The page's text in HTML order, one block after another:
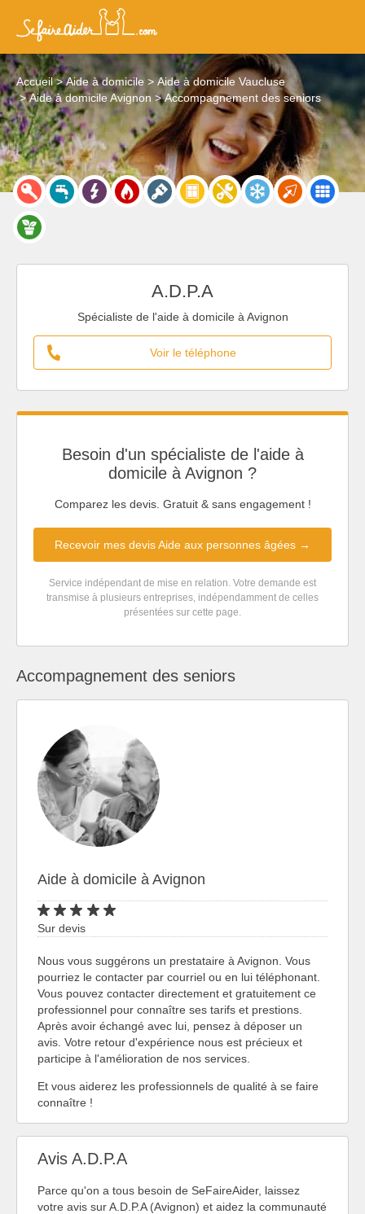
Accueil Aide à domicile
Aide à domicile Vaucluse
Aide à domicile Avignon
Accompagnement des seniors
A.D.P.A
Spécialiste de l'aide à domicile à Avignon
Voir le téléphone
Besoin d'un spécialiste de l'aide à
domicile à Avignon ?
Comparez les devis. Gratuit & sans engagement !
Recevoir mes devis Aide aux personnes âgées →
Service indépendant de mise en relation. Votre demande est
transmise à plusieurs entreprises, indépendamment de celles
présentées sur cette page.
Accompagnement des seniors
Aide à domicile à Avignon
Sur devis
Nous vous suggérons un prestataire à Avignon. Vous
pourriez le contacter par courriel ou en lui téléphonant.
Vous pouvez contacter directement et gratuitement ce
professionnel pour connaître ses tarifs et prestions.
Après avoir échangé avec lui, pensez à déposer un
avis. Votre retour d'expérience nous est précieux et
participe à l'amélioration de nos services.
Et vous aiderez les professionnels de qualité à se faire
connaître !
Avis A.D.P.A
Parce qu'on a tous besoin de SeFaireAider, laissez
votre avis sur A.D.P.A (Avignon) et aidez la communauté